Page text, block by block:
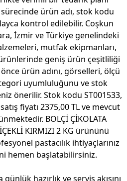
ürün adı, stok kodu
kontrol edilebilir. Coşkun
İzmir ve Türkiye genelindeki
mutfak ekipmanları,
geniş ürün çeşitliliği
ürün adını, görselleri, ölçü
uyumluluğunu ve stok
önerilir. Stok kodu ST001533,
fiyatı 2375,00 TL ve mevcut
BOLÇİ ÇİKOLATA
KIRMIZI 2 KG ürününü
pastacılık ihtiyaçlarınız
hemen başlatabilirsiniz.
hazırlık ve servis akışını